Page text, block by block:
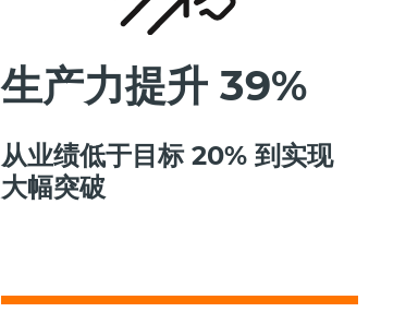
生产力提升 39%
从业绩低于目标 20% 到实现
大幅突破